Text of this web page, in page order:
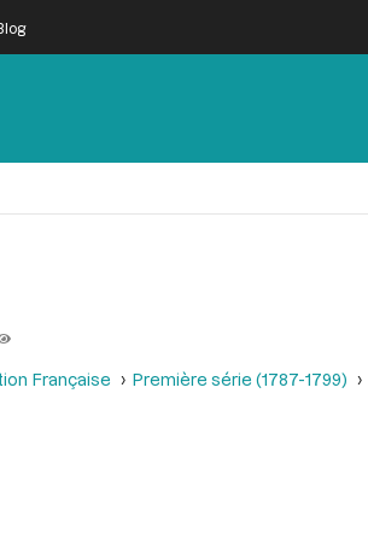
Française Première série (1787-1799)